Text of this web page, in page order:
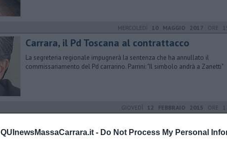
QUInewsMassaCarrara.it - Do Not Process My Personal
MERCOLEDÌ 10 MAGGIO 2017 ORE
Carrara, il Pd Toscana al contrattacco
La segreteria regionale impugnerà la sentenza che ha annullato il
commissariamento del Pd carrarino. Parrini: "Il simbolo andrà a Zanetti"
GIOVEDÌ 12 FEBBRAIO 2015 ORE
Conclusione per la vicenda delle presunte irregolarità sulle elezioni dei